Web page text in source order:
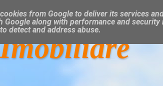
from Google to deliver its services
Google along with performance and
detect and address abuse.